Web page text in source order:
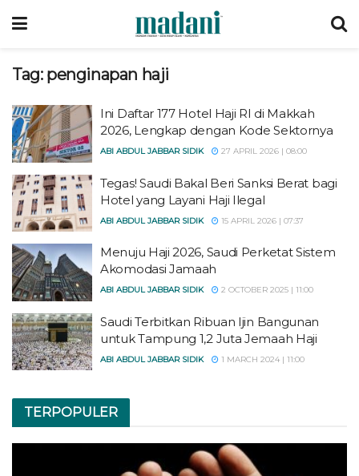
Tag: penginapan haji
Ini Daftar 177 Hotel Haji RI di Makkah
2026, Lengkap dengan Kode Sektornya
ABI ABDUL JABBAR SIDIK 27 APRIL 2026 | 08:00
Tegas! Saudi Bakal Beri Sanksi Berat bagi
Hotel yang Layani Haji Ilegal
ABI ABDUL JABBAR SIDIK 15 APRIL 2026 | 07:37
Menuju Haji 2026, Saudi Perketat Sistem
Akomodasi Jamaah
ABI ABDUL JABBAR SIDIK 2 OCTOBER 2025 | 11:00
Saudi Terbitkan Ribuan Ijin Bangunan
untuk Tampung 1,2 Juta Jemaah Haji
ABI ABDUL JABBAR SIDIK 1 MARCH 2024 | 11:00
TERPOPULER